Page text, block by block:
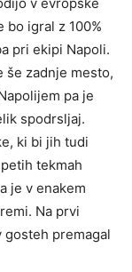
igral z 100%
pri ekipi Napoli.
še zadnje mesto,
pa je
spodrsljaj.
ki bi jih tudi
tekmah
je v enakem
Na prvi
premagal